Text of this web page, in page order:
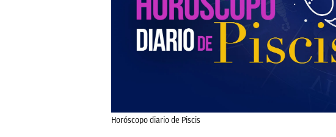
Horóscopo diario de Piscis